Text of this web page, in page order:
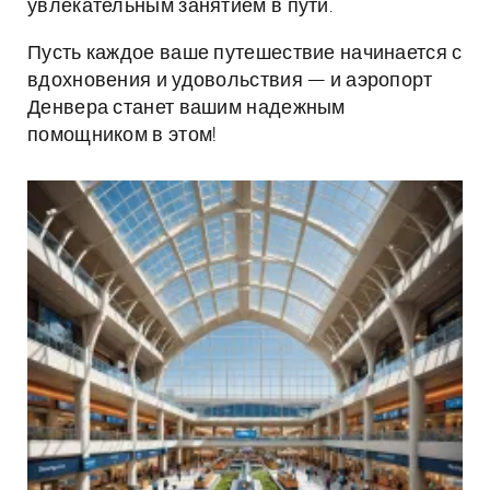
увлекательным занятием в пути.
Пусть каждое ваше путешествие начинается с
вдохновения и удовольствия — и аэропорт
Денвера станет вашим надежным
помощником в этом!